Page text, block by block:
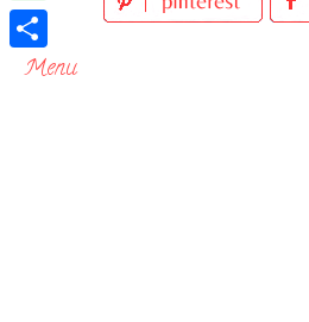
Menu
WhatsApp
Teilen